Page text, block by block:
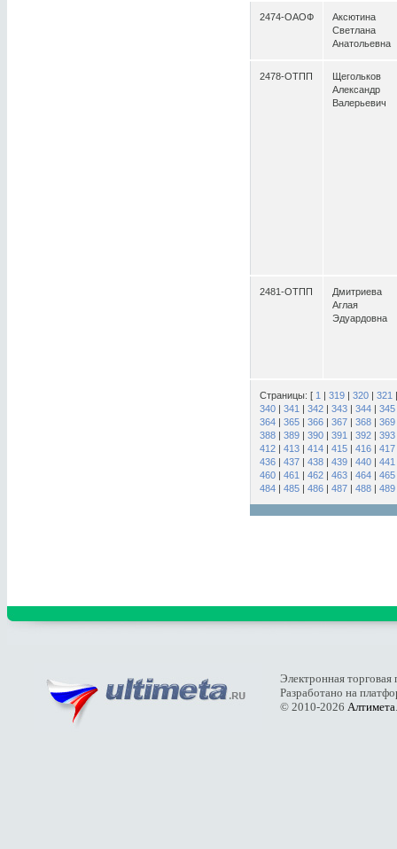
2474-ОАОФ
Аксютина
Светлана
Анатольевна
2478-ОТПП
Щегольков
Александр
Валерьевич
2481-ОТПП
Дмитриева
Аглая
Эдуардовна
Страницы: [ 1 | 319 | 320 | 321
340 | 341 | 342 | 343 | 344 | 345
364 | 365 | 366 | 367 | 368 | 369
388 | 389 | 390 | 391 | 392 | 393
412 | 413 | 414 | 415 | 416 | 417
436 | 437 | 438 | 439 | 440 | 441
460 | 461 | 462 | 463 | 464 | 465
484 | 485 | 486 | 487 | 488 | 489
Электронная
Разработано на
© 2010-2026 Алтимета.